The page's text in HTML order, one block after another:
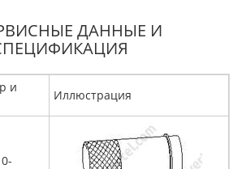
ДАННЫЕ И
и
Иллюстрация